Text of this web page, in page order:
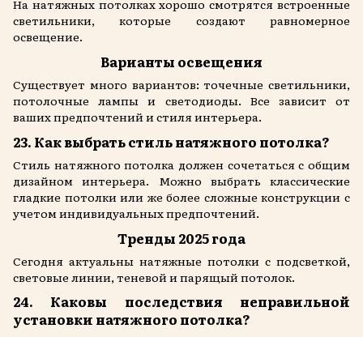
На натяжных потолках хорошо смотрятся встроенные
светильники, которые создают равномерное
освещение.
Варианты освещения
Существует много вариантов: точечные светильники,
потолочные лампы и светодиоды. Все зависит от
ваших предпочтений и стиля интерьера.
23. Как выбрать стиль натяжного потолка?
Стиль натяжного потолка должен сочетаться с общим
дизайном интерьера. Можно выбрать классические
гладкие потолки или же более сложные конструкции с
учетом индивидуальных предпочтений.
Тренды 2025 года
Сегодня актуальны натяжные потолки с подсветкой,
световые линии, теневой и парящый потолок.
24. Каковы последствия неправильной
установки натяжного потолка?